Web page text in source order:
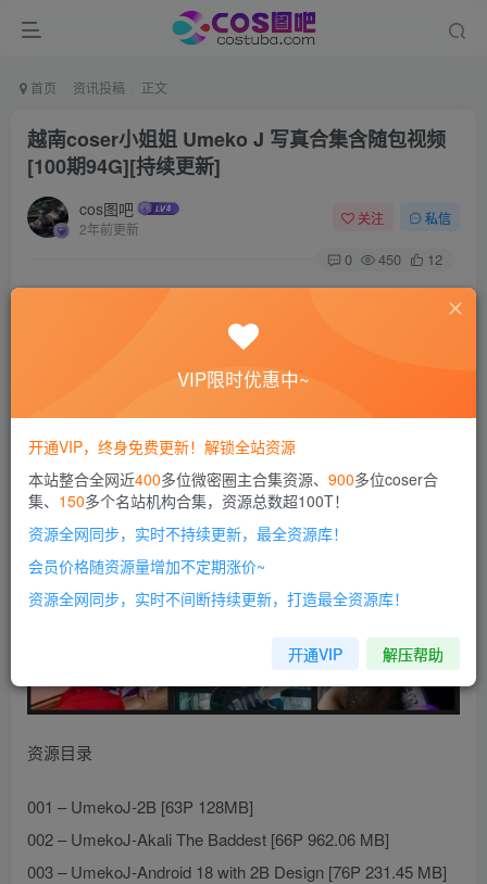
首页 资讯投稿 正文
越南coser小姐姐 Umeko J 写真合集含随包视频
[100期94G][持续更新]
cos图吧
2年前更新
关注 私信
0 450 12
Umeko J，外国人气coser小姐姐，推特有30多万粉丝，身材
推特：@umekoj0910
资源目录
001 – UmekoJ-2B [63P 128MB]
002 – UmekoJ-Akali The Baddest [66P 962.06 MB]
003 – UmekoJ-Android 18 with 2B Design [76P 231.45 MB]
VIP限时优惠中~
开通VIP，终身免费更新！解锁全站资源
本站整合全网近400多位微密圈主合集资源、 900多位coser合
集、 150多个名站机构合集，资源总数超100T！
资源全网同步，实时不持续更新，最全资源库！
会员价格随资源量增加不定期涨价~
资源全网同步，实时不间断持续更新，打造最全资源库！
开通VIP 解压帮助